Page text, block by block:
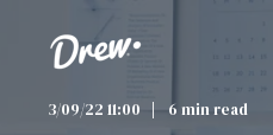
3/09/22 11:00 6 min read